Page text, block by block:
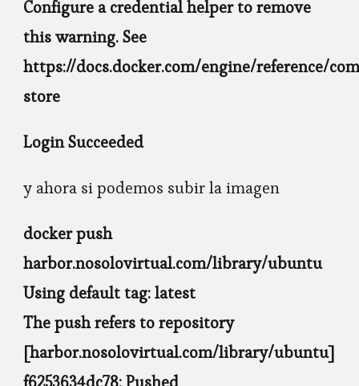
Configure a credential helper to remove
this warning. See
https://docs.docker.com/engine/reference/
store
Login Succeeded
y ahora si podemos subir la imagen
docker push
harbor.nosolovirtual.com/library/ubuntu
Using default tag: latest
The push refers to repository
[harbor.nosolovirtual.com/library/ubuntu]